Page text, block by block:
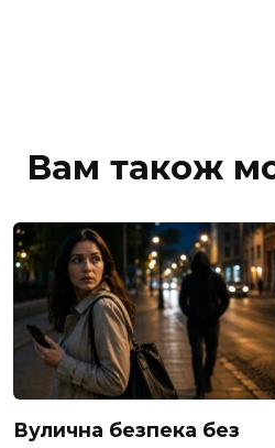
Вам також
Вулична безпека без